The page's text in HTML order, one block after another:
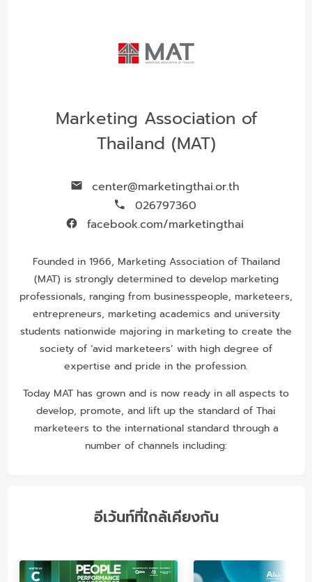
Marketing Association of
Thailand (MAT)
center@marketingthai.or.th
026797360
facebook.com/marketingthai
Founded in 1966, Marketing Association of Thailand
(MAT) is strongly determined to develop marketing
professionals, ranging from businesspeople, marketeers,
entrepreneurs, marketing academics and university
students nationwide majoring in marketing to create the
society of ‘avid marketeers’ with high degree of
expertise and pride in the profession.
Today MAT has grown and is now ready in all aspects to
develop, promote, and lift up the standard of Thai
marketeers to the international standard through a
number of channels including:
อีเว้นท์ที่ใกล้เคียงกัน